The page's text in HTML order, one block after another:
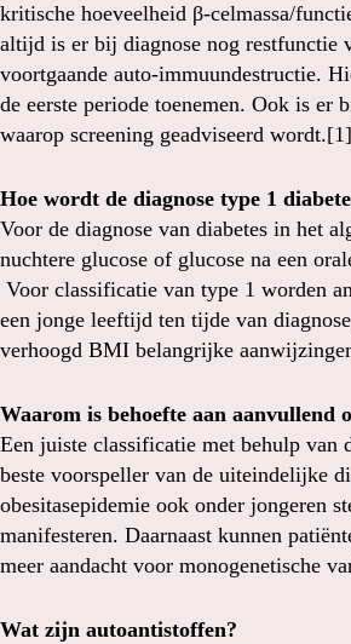
kritische hoeveelheid β-celmassa/
altijd is er bij diagnose nog restfunctie
voortgaande auto-immuundestructie.
de eerste periode toenemen. Ook is er
waarop screening geadviseerd wordt.[1]
Hoe wordt de diagnose type 1
Voor de diagnose van diabetes in het
nuchtere glucose of glucose na een
Voor classificatie van type 1 worden
een jonge leeftijd ten tijde van
verhoogd BMI belangrijke
Waarom is behoefte aan aanvullend
Een juiste classificatie met behulp van
beste voorspeller van de uiteindelijke
obesitasepidemie ook onder jongeren
manifesteren. Daarnaast kunnen
meer aandacht voor monogenetische
Wat zijn autoantistoffen?